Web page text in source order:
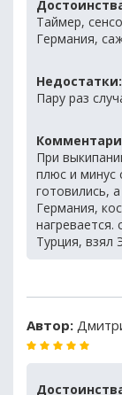
Таймер,
Германия,
Недостатки:
Пару раз
При
плюс и минус
готовились,
Германия,
Турция, взял
Автор: